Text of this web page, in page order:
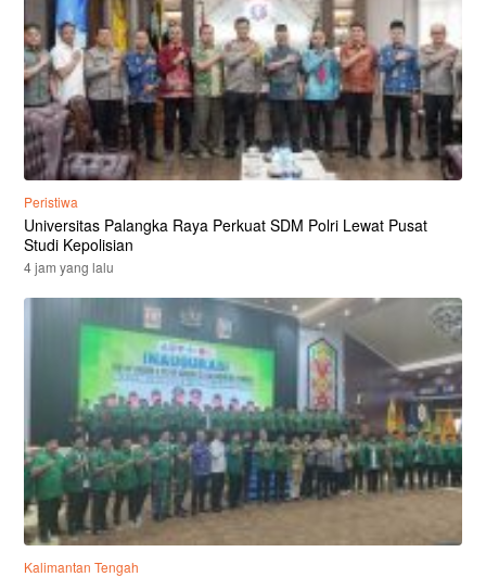
Peristiwa
Universitas Palangka Raya Perkuat SDM Polri Lewat Pusat
Studi Kepolisian
4 jam yang lalu
Kalimantan Tengah